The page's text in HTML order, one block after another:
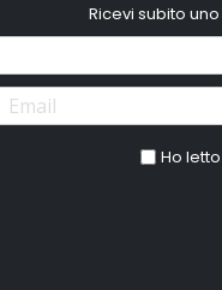
Ricevi subito
Ho